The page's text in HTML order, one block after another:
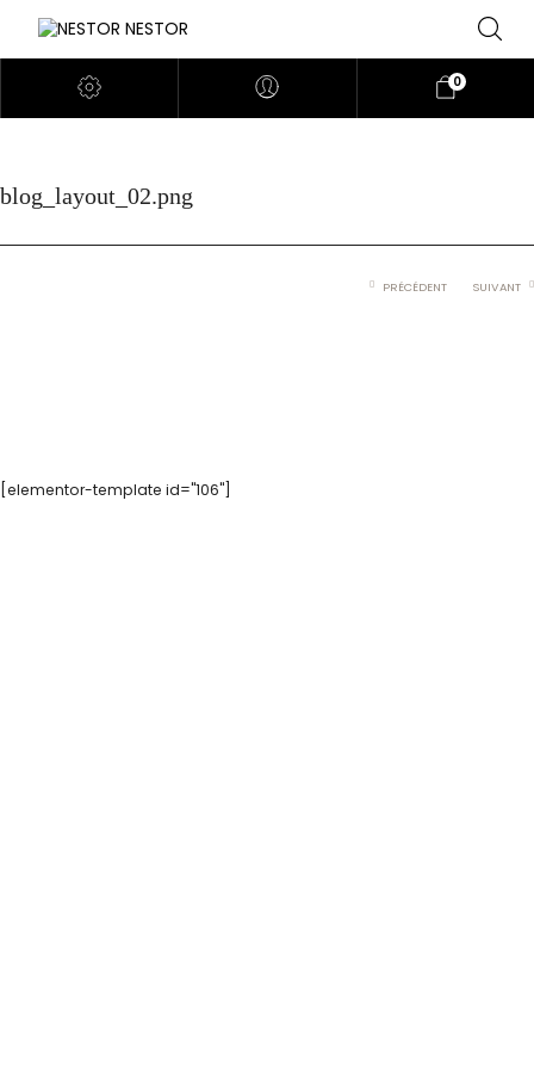
0
blog_layout_02.png
PRÉCÉDENT SUIVANT
[elementor-template id="106"]